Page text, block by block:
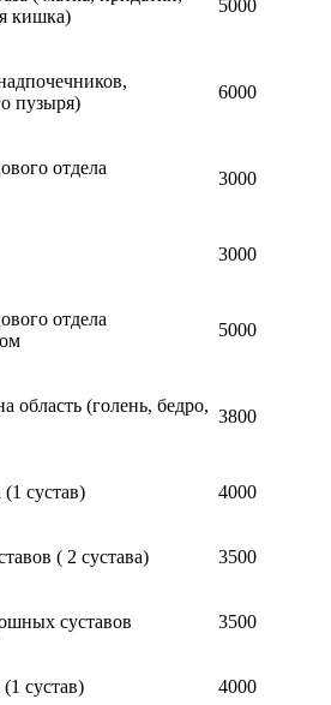
кишка)
5000
пузыря)
6000
отдела
3000
3000
отдела
5000
область (голень, бедро,
3800
сустав) 4000
( 2 сустава) 3500
суставов 3500
сустав) 4000